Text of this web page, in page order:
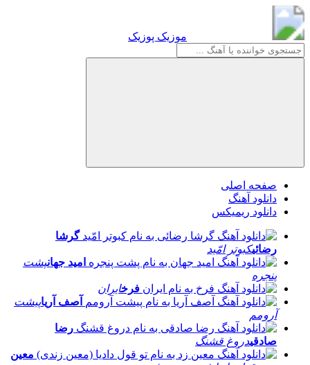
موزیک پوزیک
صفحه اصلی
دانلود آهنگ
دانلود ریمیکس
گرشا
رضائیکبوتر امّید
امید جهانپشت
پنجره
فرخایران
آصف آریاپیشت
آرومم
رضا
صادقیدروغ قشنگ
معین